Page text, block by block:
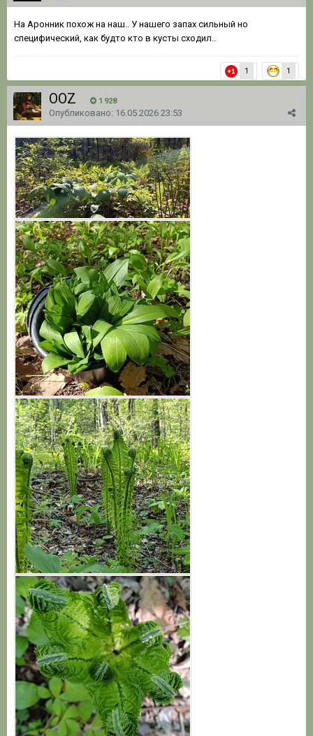
На Аронник похож на наш.. У нашего запах сильный но
специфический, как будто кто в кусты сходил..
1 1
OOZ 1 928
Опубликовано: 16.05.2026 23:53